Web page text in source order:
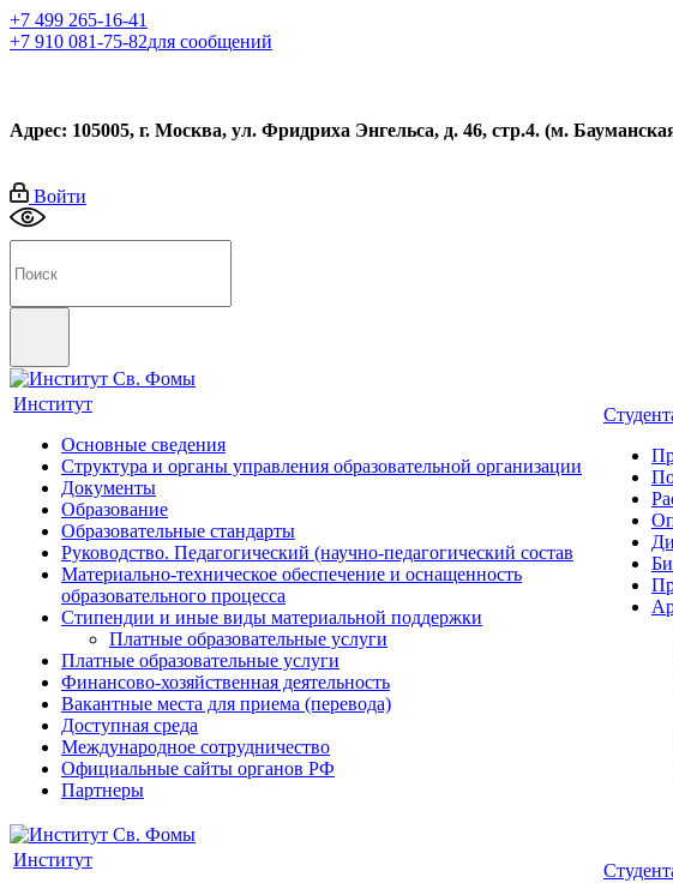
+7 499 265-16-41
+7 910 081-75-82для сообщений
Адрес: 105005, г. Москва, ул. Фридриха Энгельса, д. 46, стр.4. (м.
Войти
Институт
Основные сведения
Структура и органы управления образовательной организации
Документы
Образование
Образовательные стандарты
Руководство. Педагогический (научно-педагогический состав
Материально-техническое обеспечение и оснащенность
образовательного процесса
Стипендии и иные виды материальной поддержки
Платные образовательные услуги
Платные образовательные услуги
Финансово-хозяйственная деятельность
Вакантные места для приема (перевода)
Доступная среда
Международное сотрудничество
Официальные сайты органов РФ
Партнеры
Институт